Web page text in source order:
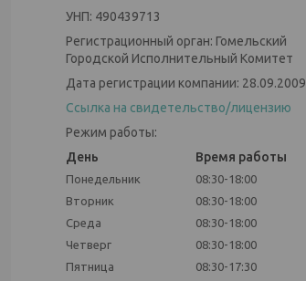
УНП: 490439713
Регистрационный орган: Гомельский
Городской Исполнительный Комитет
Дата регистрации компании: 28.09.2009
Ссылка на свидетельство/лицензию
Режим работы:
День
Время работы
Понедельник
08:30-18:00
Вторник
08:30-18:00
Среда
08:30-18:00
Четверг
08:30-18:00
Пятница
08:30-17:30